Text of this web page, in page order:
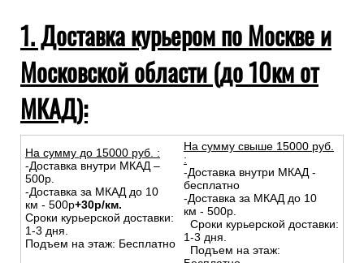
1. Доставка курьером по Москве и
Московской области (до 10км от
МКАД):
На сумму до 15000 руб. :
-Доставка внутри МКАД –
500р.
-Доставка за МКАД до 10
км - 500р+30р/км.
Сроки курьерской доставки:
1-3 дня.
Подъем на этаж: Бесплатно
На сумму свыше 15000 руб.
:
-Доставка внутри МКАД -
бесплатно
-Доставка за МКАД до 10
км - 500р.
Сроки курьерской доставки:
1-3 дня.
Подъем на этаж: